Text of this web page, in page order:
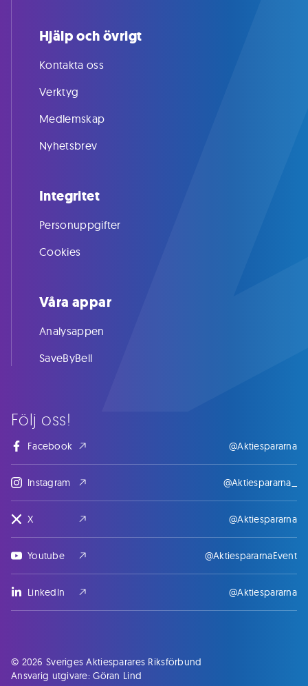
Följ oss!
Facebook @Aktiespararna
Instagram @Aktiespararna_
X @Aktiespararna
Youtube @AktiespararnaEvent
LinkedIn @Aktiespararna
Hjälp och övrigt
Kontakta oss
Verktyg
Medlemskap
Nyhetsbrev
Integritet
Personuppgifter
Cookies
Våra appar
Analysappen
SaveByBell
© 2026 Sveriges Aktiesparares Riksförbund
Ansvarig utgivare: Göran Lind